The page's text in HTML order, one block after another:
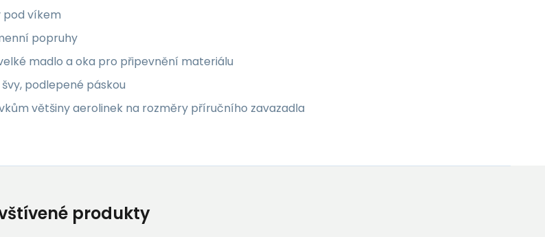
pod víkem
popruhy
madlo a oka pro připevnění materiálu
podlepené páskou
většiny aerolinek na rozměry příručního zavazadla
produkty